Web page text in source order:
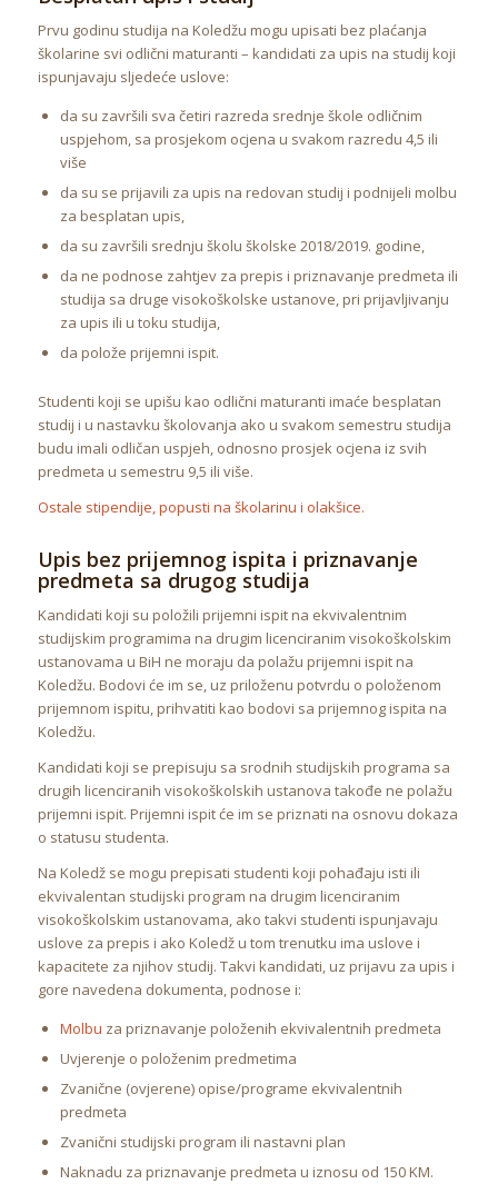
Prvu godinu studija na Koledžu mogu upisati bez plaćanja
školarine svi odlični maturanti – kandidati za upis na studij koji
ispunjavaju sljedeće uslove:
da su završili sva četiri razreda srednje škole odličnim
uspjehom, sa prosjekom ocjena u svakom razredu 4,5 ili
više
da su se prijavili za upis na redovan studij i podnijeli molbu
za besplatan upis,
da su završili srednju školu školske 2018/2019. godine,
da ne podnose zahtjev za prepis i priznavanje predmeta ili
studija sa druge visokoškolske ustanove, pri prijavljivanju
za upis ili u toku studija,
da polože prijemni ispit.
Studenti koji se upišu kao odlični maturanti imaće besplatan
studij i u nastavku školovanja ako u svakom semestru studija
budu imali odličan uspjeh, odnosno prosjek ocjena iz svih
predmeta u semestru 9,5 ili više.
Ostale stipendije, popusti na školarinu i olakšice.
Upis bez prijemnog ispita i priznavanje
predmeta sa drugog studija
Kandidati koji su položili prijemni ispit na ekvivalentnim
studijskim programima na drugim licenciranim visokoškolskim
ustanovama u BiH ne moraju da polažu prijemni ispit na
Koledžu. Bodovi će im se, uz priloženu potvrdu o položenom
prijemnom ispitu, prihvatiti kao bodovi sa prijemnog ispita na
Koledžu.
Kandidati koji se prepisuju sa srodnih studijskih programa sa
drugih licenciranih visokoškolskih ustanova takođe ne polažu
prijemni ispit. Prijemni ispit će im se priznati na osnovu dokaza
o statusu studenta.
Na Koledž se mogu prepisati studenti koji pohađaju isti ili
ekvivalentan studijski program na drugim licenciranim
visokoškolskim ustanovama, ako takvi studenti ispunjavaju
uslove za prepis i ako Koledž u tom trenutku ima uslove i
kapacitete za njihov studij. Takvi kandidati, uz prijavu za upis i
gore navedena dokumenta, podnose i:
Molbu za priznavanje položenih ekvivalentnih predmeta
Uvjerenje o položenim predmetima
Zvanične (ovjerene) opise/programe ekvivalentnih
predmeta
Zvanični studijski program ili nastavni plan
Naknadu za priznavanje predmeta u iznosu od 150 KM.